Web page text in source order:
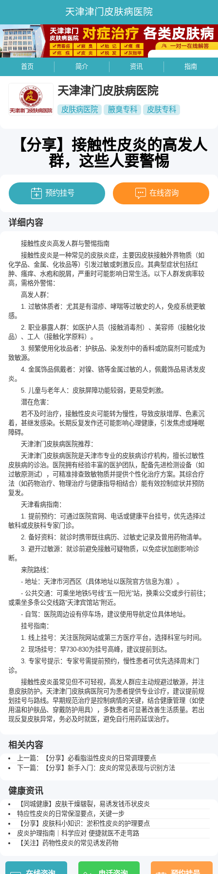
天津津门皮肤病医院
首页 简介 资讯 指南
天津津门皮肤病医院
皮肤病医院 腋臭专科 皮肤专科
【分享】接触性皮炎的高发人
群，这些人要警惕
预约挂号 在线咨询
详细内容
接触性皮炎高发人群与警惕指南
接触性皮炎是一种常见的皮肤炎症，主要因皮肤接触外界物质（如
化学品、金属、化妆品等）引发过敏或刺激反应。其典型症状包括红
肿、瘙痒、水疱和脱屑，严重时可能影响日常生活。以下人群发病率较
高，需格外警惕：
高发人群：
1. 过敏体质者：尤其是有湿疹、哮喘等过敏史的人，免疫系统更敏
感。
2. 职业暴露人群：如医护人员（接触消毒剂）、美容师（接触化妆
品）、工人（接触化学原料）。
3. 频繁使用化妆品者：护肤品、染发剂中的香料或防腐剂可能成为
致敏源。
4. 金属饰品佩戴者：对镍、铬等金属过敏的人，佩戴饰品易诱发皮
炎。
5. 儿童与老年人：皮肤屏障功能较弱，更易受刺激。
潜在危害：
若不及时治疗，接触性皮炎可能转为慢性，导致皮肤增厚、色素沉
着，甚继发感染。长期反复发作还可能影响心理健康，引发焦虑或睡眠
障碍。
天津津门皮肤病医院推荐：
天津津门皮肤病医院是天津市专业的皮肤病诊疗机构，擅长过敏性
皮肤病的诊治。医院拥有经验丰富的医护团队，配备先进检测设备（如
过敏原测试），可精准排查致敏物质并提供个性化治疗方案。其综合疗
法（如药物治疗、物理治疗与健康指导相结合）能有效控制症状并预防
复发。
天津看病指南：
1. 提前预约：可通过医院官网、电话或健康平台挂号，优先选择过
敏科或皮肤科专家门诊。
2. 备好资料：就诊时携带既往病历、过敏史记录及曾用药物清单。
3. 避开过敏源：就诊前避免接触可疑物质，以免症状加剧影响诊
断。
来院路线：
- 地址：天津市河西区（具体地址以医院官方信息为准）。
- 公共交通：可乘坐地铁5号线“五一阳光”站，换乘公交或步行前往；
或乘坐多条公交线路“天津宾馆站”附近。
- 自驾：医院周边设有停车场，建议使用导航定位具体地址。
挂号指南：
1. 线上挂号：关注医院网站或第三方医疗平台，选择科室与时间。
2. 现场挂号：早730-830为挂号高峰，建议提前到达。
3. 专家号提示：专家号需提前预约，慢性患者可优先选择周末门
诊。
接触性皮炎虽常见但不可轻视，高发人群应主动规避过敏源，并注
意皮肤防护。天津津门皮肤病医院可为患者提供专业诊疗，建议提前规
划挂号与路线。早期规范治疗是控制病情的关键，结合健康管理（如使
用温和护肤品、穿戴防护用具），多数患者可显著改善生活质量。若出
现反复皮肤异常，务必及时就医，避免自行用药延误治疗。
相关内容
上一篇：
【分享】必看脂溢性皮炎的日常调理要点
下一篇：
【分享】新手入门：皮炎的常见表现与识别方法
健康资讯
【同城健康】皮肤干燥皲裂，易诱发钱币状皮炎
特应性皮炎的日常保湿要点，关键一步
【分享】皮肤科小知识：淤积性皮炎的护理要点
皮炎护理指南｜科学应对 便捷就医不走弯路
【关注】药物性皮炎的常见诱发药物